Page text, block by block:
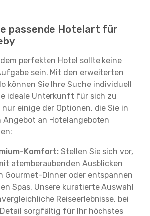
passende Hotelart für
perfekten Hotel sollte keine
sein. Mit den erweiterten
können Sie Ihre Suche individuell
ideale Unterkunft für sich zu
einige der Optionen, die Sie in
Angebot an Hotelangeboten
Komfort: Stellen Sie sich vor,
atemberaubenden Ausblicken
Gourmet-Dinner oder entspannen
Spas. Unsere kuratierte Auswahl
Reiseerlebnisse, bei
sorgfältig für Ihr höchstes